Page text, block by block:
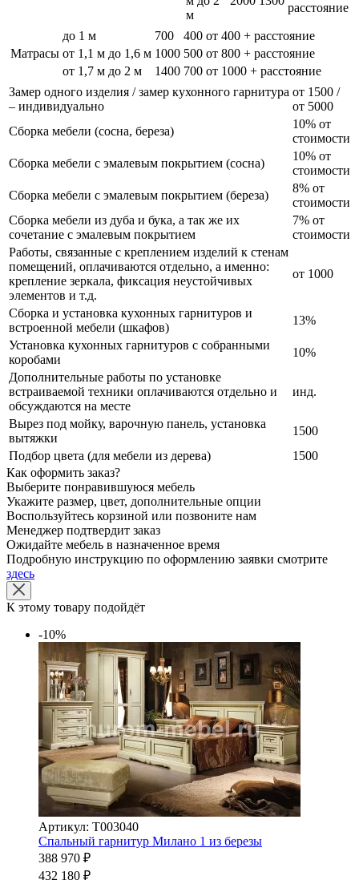
м
расстояние
Матрасы
до 1 м 700 400 от 400 + расстояние
от 1,1 м до 1,6 м 1000 500 от 800 + расстояние
от 1,7 м до 2 м
1400 700 от 1000 + расстояние
Замер одного изделия / замер кухонного гарнитура
– индивидуально
от 1500 /
от 5000
Сборка мебели (сосна, береза)
10% от
стоимости
Сборка мебели с эмалевым покрытием (сосна)
10% от
стоимости
Сборка мебели с эмалевым покрытием (береза)
8% от
стоимости
Сборка мебели из дуба и бука, а так же их
сочетание с эмалевым покрытием
7% от
стоимости
Работы, связанные с креплением изделий к стенам
помещений, оплачиваются отдельно, а именно:
крепление зеркала, фиксация неустойчивых
элементов и т.д.
от 1000
Сборка и установка кухонных гарнитуров и
встроенной мебели (шкафов)
13%
Установка кухонных гарнитуров с собранными
коробами
10%
Дополнительные работы по установке
встраиваемой техники оплачиваются отдельно и
обсуждаются на месте
инд.
Вырез под мойку, варочную панель, установка
вытяжки
1500
Подбор цвета (для мебели из дерева)
1500
Как оформить заказ?
Выберите понравившуюся мебель
Укажите размер, цвет, дополнительные опции
Воспользуйтесь корзиной или позвоните нам
Менеджер подтвердит заказ
Ожидайте мебель в назначенное время
Подробную инструкцию по оформлению заявки смотрите
здесь
К этому товару подойдёт
-10%
Артикул: Т003040
Спальный гарнитур Милано 1 из березы
388 970 ₽
432 180 ₽